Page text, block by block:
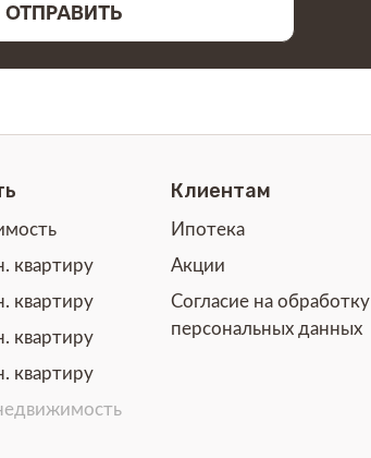
ОТПРАВИТЬ
квартиру
квартиру
квартиру
квартиру
Клиентам
Ипотека
Акции
Согласие на обработку
персональных данных